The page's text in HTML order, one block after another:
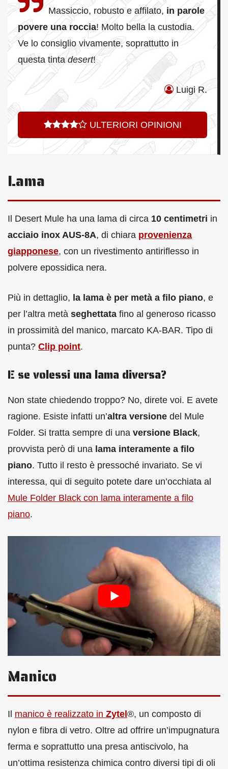
Massiccio, robusto e affilato, in parole
povere una roccia! Molto bella la custodia.
Ve lo consiglio vivamente, soprattutto in
questa tintadesert!
Luigi R.
ULTERIORI OPINIONI
Lama
Il Desert Mule ha una lama di circa 10 centimetri in
acciaio inox AUS-8A, di chiara provenienza
giapponese, con un rivestimento antiriflesso in
polvere epossidica nera.
Più in dettaglio, la lama è per metà a filo piano, e
per l’altra metà seghettata fino al generoso ricasso
in prossimità del manico, marcato KA-BAR. Tipo di
punta? Clip point.
E se volessi una lama diversa?
Non state chiedendo troppo? No, direte voi. E avete
ragione. Esiste infatti un’altra versione del Mule
Folder. Si tratta sempre di una versione Black,
provvista però di una lama interamente a filo
piano. Tutto il resto è pressoché invariato. Se vi
interessa, qui di seguito potete dare un’occhiata al
Mule Folder Black con lama interamente a filo
piano.
Manico
Il manico è realizzato in Zytel®, un composto di
nylon e fibra di vetro. Oltre ad offrire un’impugnatura
ferma e soprattutto una presa antiscivolo, ha
un’ottima resistenza chimica contro diversi tipi di oli